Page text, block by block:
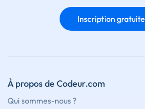
Inscription gratuite
À propos de Codeur.com
Qui sommes-nous ?